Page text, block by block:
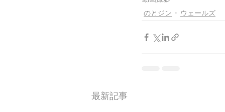
のとジン
ウェールズ
最新記事